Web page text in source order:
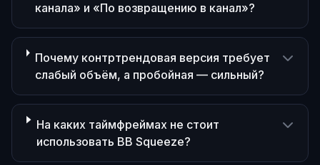
канала» и «По возвращению в канал»?
Почему контртрендовая версия требует
слабый объём, а пробойная — сильный?
На каких таймфреймах не стоит
использовать BB Squeeze?